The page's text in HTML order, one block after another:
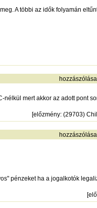
A többi az idők folyamán
mert akkor az adott pont
[előzmény: (29703)
pénzeket ha a jogalkotók
[